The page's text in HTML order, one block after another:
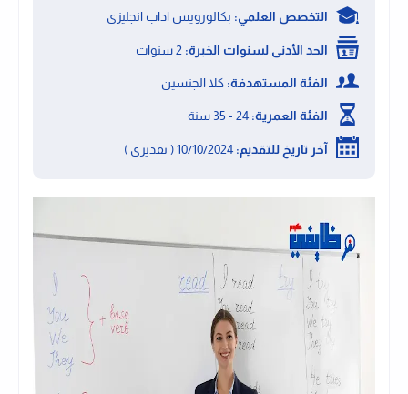
التخصص العلمي: بكالورويس اداب انجليزى
الحد الأدنى لسنوات الخبرة:
الفئة المستهدفة: كلا الجنسين
الفئة العمرية:
آخر تاريخ للتقديم: